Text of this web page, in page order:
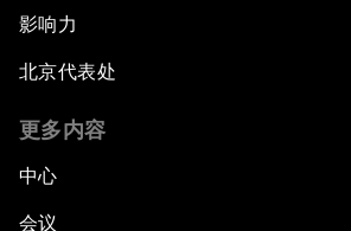
影响力
北京代表处
更多内容
中心
会议